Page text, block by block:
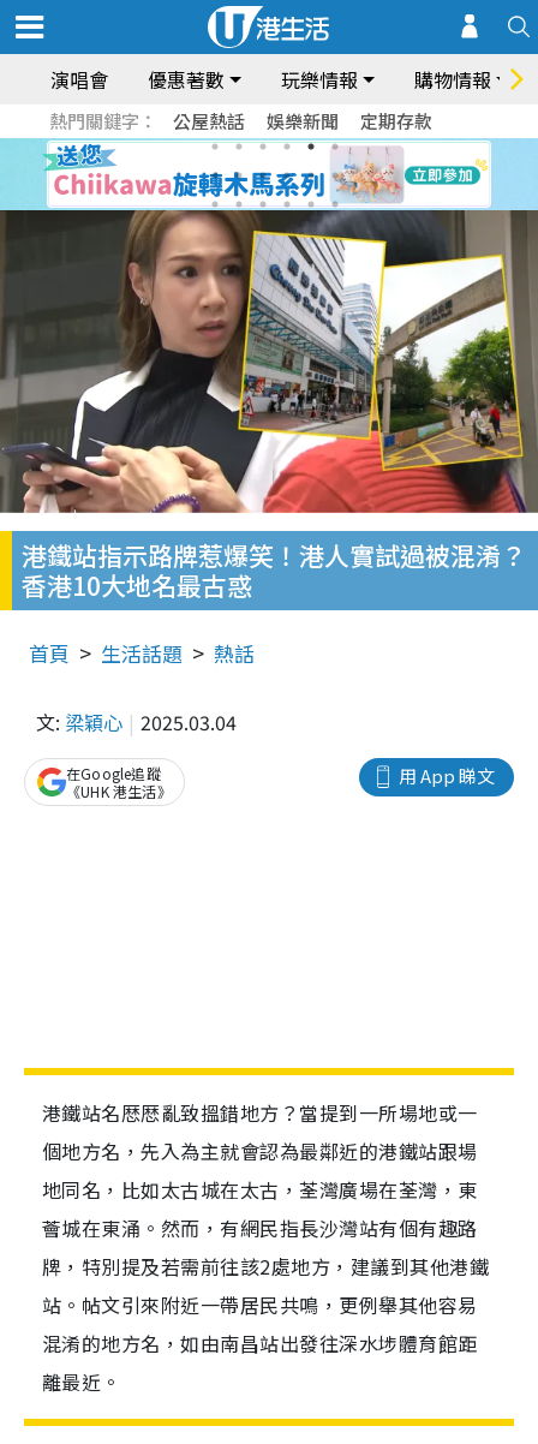
演唱會 優惠著數 玩樂情報 購物情報
熱門關鍵字： 公屋熱話 娛樂新聞 定期存款
港鐵站指示路牌惹爆笑！港人實試過被混淆？
香港10大地名最古惑
首頁 生活話題 熱話
文: 梁穎心 2025.03.04
用 App 睇文
在Google追蹤
《UHK 港生活》
港鐵站名厯厯亂致搵錯地方？當提到一所場地或一
個地方名，先入為主就會認為最鄰近的港鐵站跟場
地同名，比如太古城在太古，荃灣廣場在荃灣，東
薈城在東涌。然而，有網民指長沙灣站有個有趣路
牌，特別提及若需前往該2處地方，建議到其他港鐵
站。帖文引來附近一帶居民共鳴，更例舉其他容易
混淆的地方名，如由南昌站出發往深水埗體育館距
離最近。